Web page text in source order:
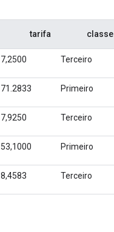
tarifa classe
7,2500 Terceiro
71.2833 Primeiro
7,9250 Terceiro
53,1000 Primeiro
8,4583 Terceiro